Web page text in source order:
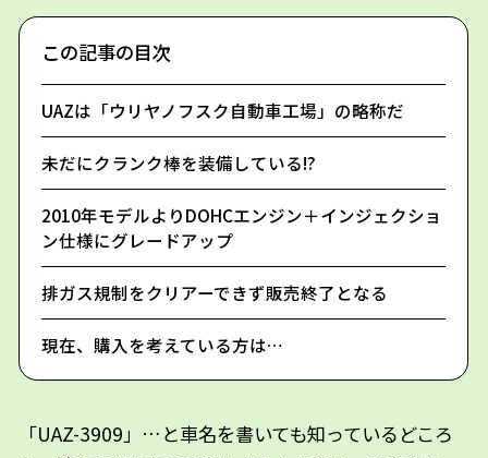
この記事の目次
UAZは「ウリヤノフスク自動車工場」の略称だ
未だにクランク棒を装備している!?
2010年モデルよりDOHCエンジン＋インジェクショ
ン仕様にグレードアップ
排ガス規制をクリアーできず販売終了となる
現在、購入を考えている方は…
「UAZ-3909」…と車名を書いても知っているどころ